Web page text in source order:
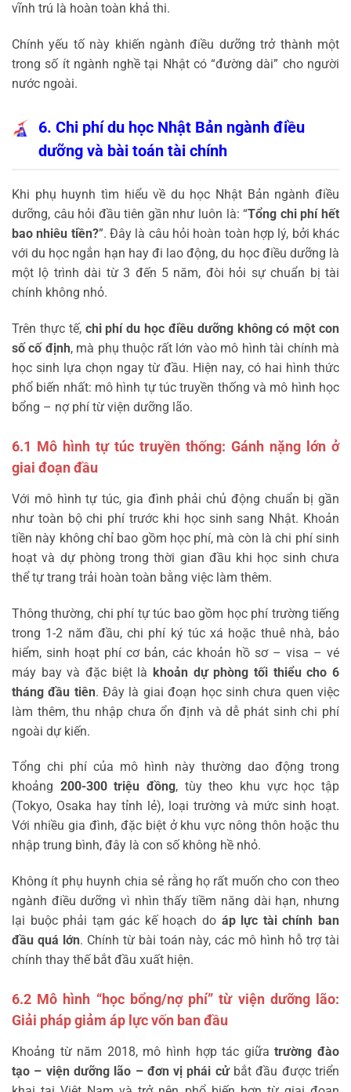
vĩnh trú là hoàn toàn khả thi.
Chính yếu tố này khiến ngành điều dưỡng trở thành một
trong số ít ngành nghề tại Nhật có “đường dài” cho người
nước ngoài.
6. Chi phí du học Nhật Bản ngành điều
dưỡng và bài toán tài chính
Khi phụ huynh tìm hiểu về du học Nhật Bản ngành điều
dưỡng, câu hỏi đầu tiên gần như luôn là: “Tổng chi phí hết
bao nhiêu tiền?”. Đây là câu hỏi hoàn toàn hợp lý, bởi khác
với du học ngắn hạn hay đi lao động, du học điều dưỡng là
một lộ trình dài từ 3 đến 5 năm, đòi hỏi sự chuẩn bị tài
chính không nhỏ.
Trên thực tế, chi phí du học điều dưỡng không có một con
số cố định, mà phụ thuộc rất lớn vào mô hình tài chính mà
học sinh lựa chọn ngay từ đầu. Hiện nay, có hai hình thức
phổ biến nhất: mô hình tự túc truyền thống và mô hình học
bổng – nợ phí từ viện dưỡng lão.
6.1 Mô hình tự túc truyền thống: Gánh nặng lớn ở
giai đoạn đầu
Với mô hình tự túc, gia đình phải chủ động chuẩn bị gần
như toàn bộ chi phí trước khi học sinh sang Nhật. Khoản
tiền này không chỉ bao gồm học phí, mà còn là chi phí sinh
hoạt và dự phòng trong thời gian đầu khi học sinh chưa
thể tự trang trải hoàn toàn bằng việc làm thêm.
Thông thường, chi phí tự túc bao gồm học phí trường tiếng
trong 1-2 năm đầu, chi phí ký túc xá hoặc thuê nhà, bảo
hiểm, sinh hoạt phí cơ bản, các khoản hồ sơ – visa – vé
máy bay và đặc biệt là khoản dự phòng tối thiểu cho 6
tháng đầu tiên. Đây là giai đoạn học sinh chưa quen việc
làm thêm, thu nhập chưa ổn định và dễ phát sinh chi phí
ngoài dự kiến.
Tổng chi phí của mô hình này thường dao động trong
khoảng 200-300 triệu đồng, tùy theo khu vực học tập
(Tokyo, Osaka hay tỉnh lẻ), loại trường và mức sinh hoạt.
Với nhiều gia đình, đặc biệt ở khu vực nông thôn hoặc thu
nhập trung bình, đây là con số không hề nhỏ.
Không ít phụ huynh chia sẻ rằng họ rất muốn cho con theo
ngành điều dưỡng vì nhìn thấy tiềm năng dài hạn, nhưng
lại buộc phải tạm gác kế hoạch do áp lực tài chính ban
đầu quá lớn. Chính từ bài toán này, các mô hình hỗ trợ tài
chính thay thế bắt đầu xuất hiện.
6.2 Mô hình “học bổng/nợ phí” từ viện dưỡng lão:
Giải pháp giảm áp lực vốn ban đầu
Khoảng từ năm 2018, mô hình hợp tác giữatrường đào
tạo – viện dưỡng lão – đơn vị phái cửbắt đầu được triển